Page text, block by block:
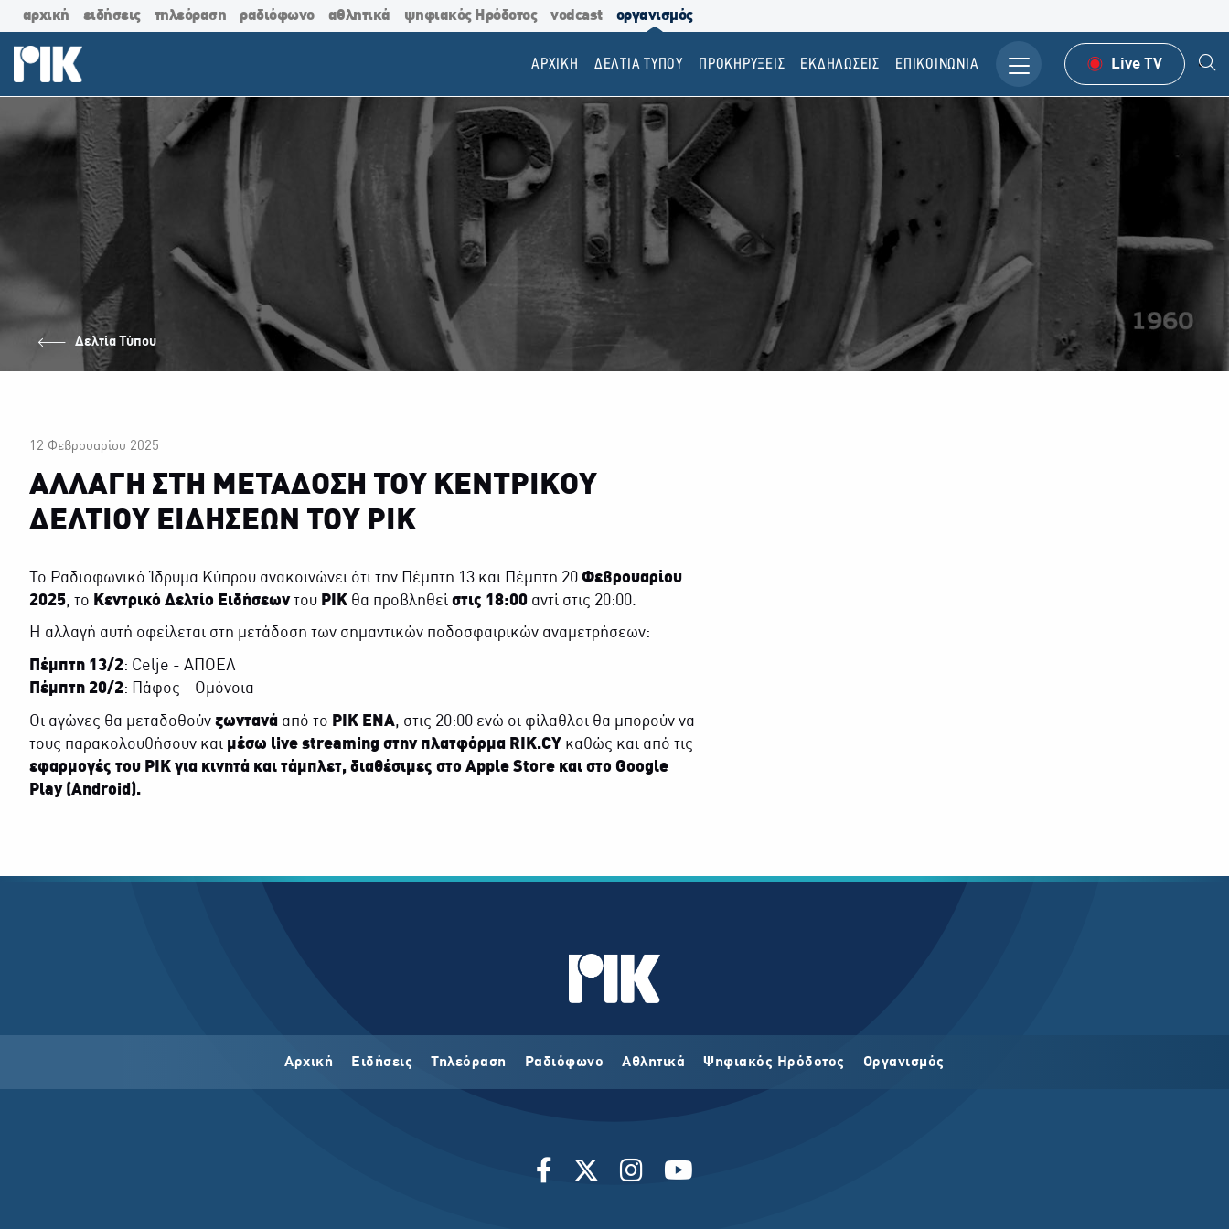
αρχική ειδήσεις τηλεόραση ραδιόφωνο αθλητικά ψηφιακός Ηρόδοτος vodcast οργανισμός
ΑΡΧΙΚΗ ΔΕΛΤΙΑ ΤΥΠΟΥ ΠΡΟΚΗΡΥΞΕΙΣ EΚΔΗΛΩΣΕΙΣ ΕΠΙΚΟΙΝΩΝΙΑ Live TV
Δελτία Τύπου
12 Φεβρουαρίου 2025
ΑΛΛΑΓΗ ΣΤΗ ΜΕΤΑΔΟΣΗ ΤΟΥ ΚΕΝΤΡΙΚΟΥ
ΔΕΛΤΙΟΥ ΕΙΔΗΣΕΩΝ ΤΟΥ ΡΙΚ
Το Ραδιοφωνικό Ίδρυμα Κύπρου ανακοινώνει ότι την Πέμπτη 13 και Πέμπτη 20Φεβρουαρίου
2025, το Κεντρικό Δελτίο Ειδήσεωντου ΡΙΚ θα προβληθείστις 18:00 αντί στις 20:00.
Η αλλαγή αυτή οφείλεται στη μετάδοση των σημαντικών ποδοσφαιρικών αναμετρήσεων:
Πέμπτη 13/2: Celje - ΑΠΟΕΛ
Πέμπτη 20/2: Πάφος - Ομόνοια
Οι αγώνες θα μεταδοθούνζωντανά από το ΡΙΚ ΕΝΑ, στις 20:00 ενώ οι φίλαθλοι θα μπορούν να
τους παρακολουθήσουν και μέσω live streaming στην πλατφόρμα RIK.CY καθώς και από τις
εφαρμογές του ΡΙΚ για κινητά και τάμπλετ, διαθέσιμες στο Apple Store και στο Google
Play (Android).
Αρχική Ειδήσεις Τηλεόραση Ραδιόφωνο Αθλητικά Ψηφιακός Ηρόδοτος Οργανισμός